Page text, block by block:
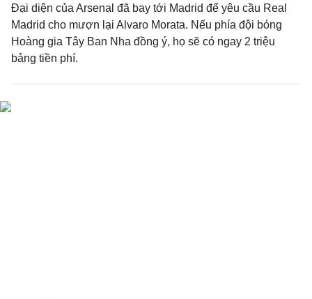
Đại diện của Arsenal đã bay tới Madrid để yêu cầu Real
Madrid cho mượn lại Alvaro Morata. Nếu phía đội bóng
Hoàng gia Tây Ban Nha đồng ý, họ sẽ có ngay 2 triệu
bảng tiền phí.